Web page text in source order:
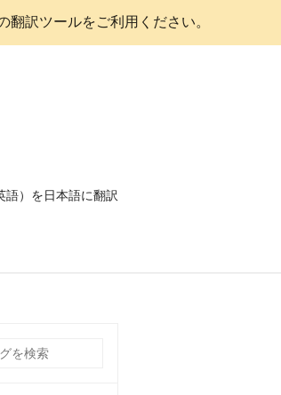
翻訳ツールをご利用ください。
）を日本語に翻訳